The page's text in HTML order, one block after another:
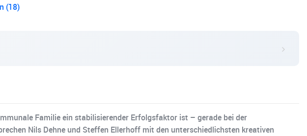
(18)
Familie ein stabilisierender Erfolgsfaktor ist – gerade bei der
Nils Dehne und Steffen Ellerhoff mit den unterschiedlichsten kreativen